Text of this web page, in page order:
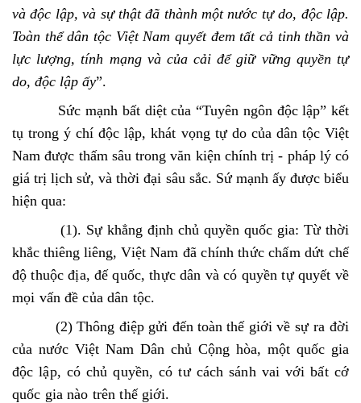
và độc lập, và sự thật đã thành một nước tự do, độc lập.
Toàn thể dân tộc Việt Nam quyết đem tất cả tinh thần và
lực lượng, tính mạng và của cải để giữ vững quyền tự
do, độc lập ấy”.
Sức mạnh bất diệt của “Tuyên ngôn độc lập” kết
tụ trong ý chí độc lập, khát vọng tự do của dân tộc Việt
Nam được thấm sâu trong văn kiện chính trị - pháp lý có
giá trị lịch sử, và thời đại sâu sắc. Sứ mạnh ấy được biểu
hiện qua:
(1). Sự khẳng định chủ quyền quốc gia: Từ thời
khắc thiêng liêng,Việt Nam đã chính thức chấm dứt chế
độ thuộc địa, đế quốc, thực dân và có quyền tự quyết về
mọi vấn đề của dân tộc.
(2) Thông điệp gửi đến toàn thế giớivề sự ra đời
của nước Việt Nam Dân chủ Cộng hòa, một quốc gia
độc lập, có chủ quyền, có tư cách sánh vai với bất cớ
quốc gia nào trên thế giới.